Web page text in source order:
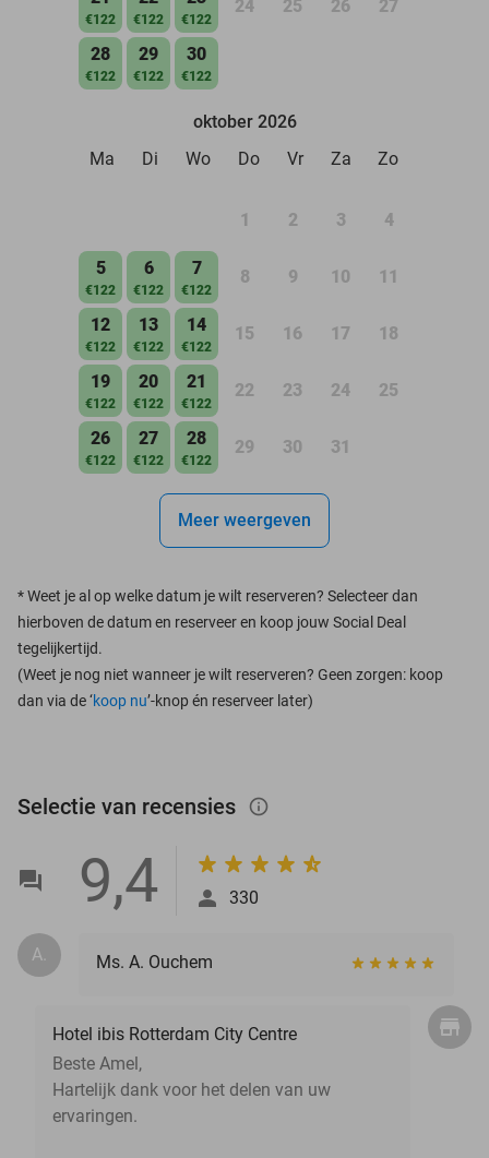
€122 €122 €122
24 25 26 27
28
€122
29
€122
30
€122
oktober 2026
Ma
Di Wo Do Vr Za Zo
1 2 3 4
5
€122
6
€122
7
€122
8 9 10 11
12
€122
13
€122
14
€122
15 16 17 18
19
€122
20
€122
21
€122
22 23 24 25
26
€122
27
€122
28
€122
29 30 31
Meer weergeven
*Weet je al op welke datum je wilt reserveren? Selecteer dan
hierboven de datum en reserveer en koop jouw Social Deal
tegelijkertijd.
(Weet je nog niet wanneer je wilt reserveren? Geen zorgen: koop
dan via de ‘koop nu’-knop én reserveer later)
Selectie van recensies info_outlined
9,4 330
A. Ms. A. Ouchem
Hotel ibis Rotterdam City Centre
Beste Amel,
Hartelijk dank voor het delen van uw
ervaringen.